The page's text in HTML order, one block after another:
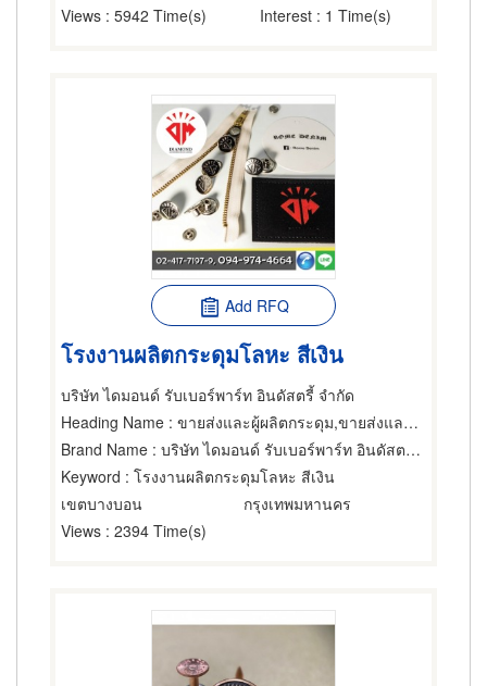
Views : 5942 Time(s) Interest : 1 Time(s)
Add RFQ
โรงงานผลิตกระดุมโลหะ สีเงิน
บริษัท ไดมอนด์ รับเบอร์พาร์ท อินดัสตรี้ จำกัด
Heading Name : ขายส่งและผู้ผลิตกระดุม,ขายส่งและผู้ผลิตกระดุม,เครื่องปั๊มกระดุม
Brand Name : บริษัท ไดมอนด์ รับเบอร์พาร์ท อินดัสตรี้ จำกัด
Keyword : โรงงานผลิตกระดุมโลหะ สีเงิน
เขตบางบอน
กรุงเทพมหานคร
Views : 2394 Time(s)